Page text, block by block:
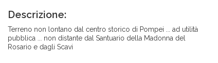
Descrizione:
Terreno non lontano dal centro storico di Pompei ... ad utilità
pubblica ... non distante dal Santuario della Madonna del
Rosario e dagli Scavi